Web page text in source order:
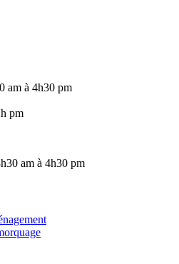
am à 4h30 pm
pm
am à 4h30 pm